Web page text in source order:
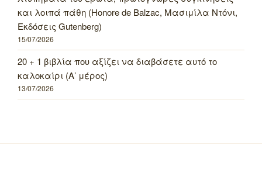
και λοιπά πάθη (Honore de Balzac, Μασιμίλα Ντόνι,
Εκδόσεις Gutenberg)
15/07/2026
20 + 1 βιβλία που αξίζει να διαβάσετε αυτό το
καλοκαίρι (Α’ μέρος)
13/07/2026